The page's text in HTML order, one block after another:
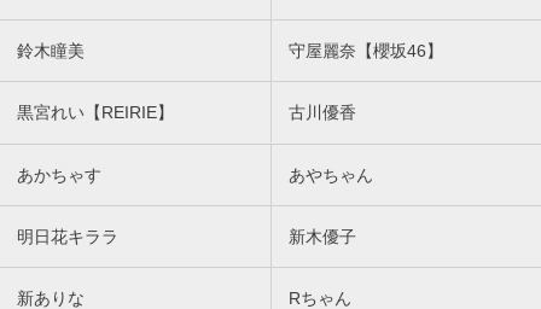
鈴木瞳美 守屋麗奈【櫻坂46】
黒宮れい【REIRIE】 古川優香
あかちゃす あやちゃん
明日花キララ 新木優子
新ありな Rちゃん